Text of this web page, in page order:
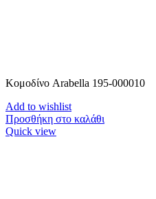
Κομοδίνο Arabella 195-000010
Add to wishlist
Προσθήκη στο καλάθι
Quick view